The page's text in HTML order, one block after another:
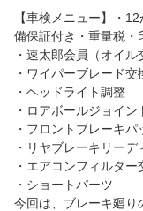
【車検メニュー】・
備保証付き・重量税・
・速太郎会員（オイル
・ワイパーブレード交
・ヘッドライト調整
・ロアボールジョイ
・フロントブレーキパ
・リヤブレーキリー
・エアコンフィルター
・ショートパーツ
今回は、ブレーキ廻り